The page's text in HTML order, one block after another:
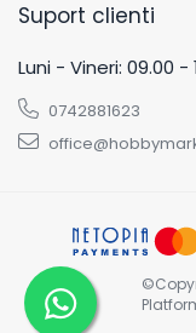
Suport clienti
Luni - Vineri: 09.00 -
0742881623